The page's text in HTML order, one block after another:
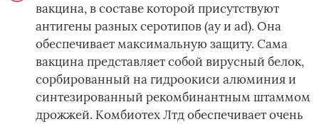
вакцина, в составе которой присутствуют
антигены разных серотипов (ay и ad). Она
обеспечивает максимальную защиту. Сама
вакцина представляет собой вирусный белок,
сорбированный на гидроокиси алюминия и
синтезированный рекомбинантным штаммом
дрожжей. Комбиотех Лтд обеспечивает очень